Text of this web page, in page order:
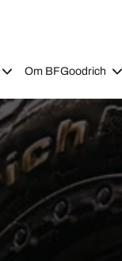
Om BFGoodrich